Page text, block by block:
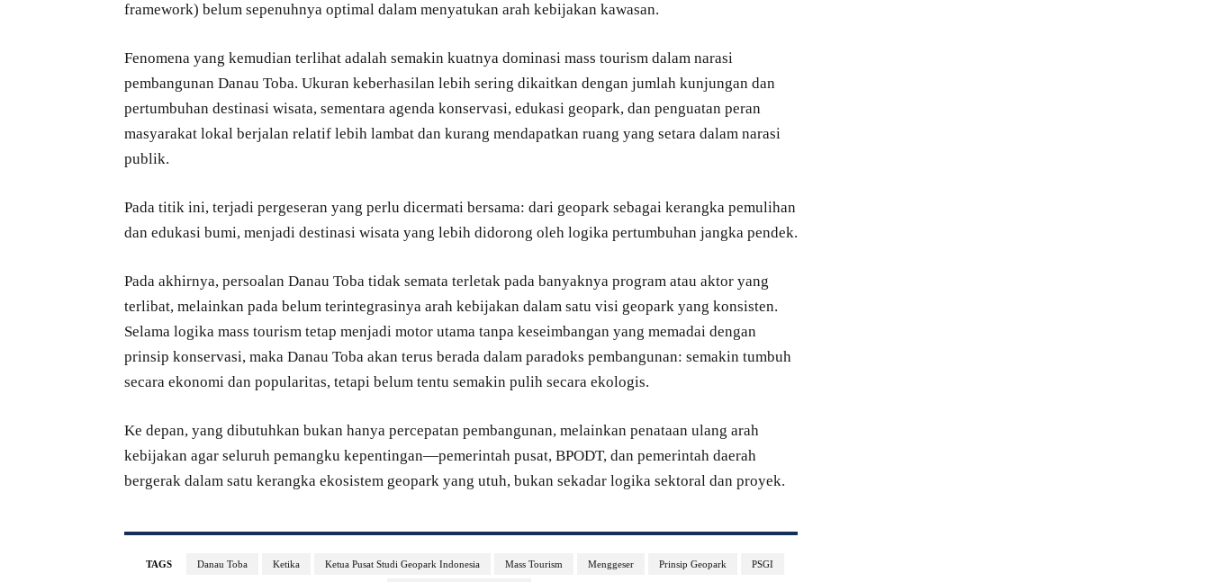
framework) belum sepenuhnya optimal dalam menyatukan arah kebijakan kawasan.
Fenomena yang kemudian terlihat adalah semakin kuatnya dominasi mass tourism dalam narasi
pembangunan Danau Toba. Ukuran keberhasilan lebih sering dikaitkan dengan jumlah kunjungan dan
pertumbuhan destinasi wisata, sementara agenda konservasi, edukasi geopark, dan penguatan peran
masyarakat lokal berjalan relatif lebih lambat dan kurang mendapatkan ruang yang setara dalam narasi
publik.
Pada titik ini, terjadi pergeseran yang perlu dicermati bersama: dari geopark sebagai kerangka pemulihan
dan edukasi bumi, menjadi destinasi wisata yang lebih didorong oleh logika pertumbuhan jangka pendek.
Pada akhirnya, persoalan Danau Toba tidak semata terletak pada banyaknya program atau aktor yang
terlibat, melainkan pada belum terintegrasinya arah kebijakan dalam satu visi geopark yang konsisten.
Selama logika mass tourism tetap menjadi motor utama tanpa keseimbangan yang memadai dengan
prinsip konservasi, maka Danau Toba akan terus berada dalam paradoks pembangunan: semakin tumbuh
secara ekonomi dan popularitas, tetapi belum tentu semakin pulih secara ekologis.
Ke depan, yang dibutuhkan bukan hanya percepatan pembangunan, melainkan penataan ulang arah
kebijakan agar seluruh pemangku kepentingan—pemerintah pusat, BPODT, dan pemerintah daerah
bergerak dalam satu kerangka ekosistem geopark yang utuh, bukan sekadar logika sektoral dan proyek.
TAGS Danau Toba Ketika Ketua Pusat Studi Geopark Indonesia Mass Tourism Menggeser Prinsip Geopark PSGI